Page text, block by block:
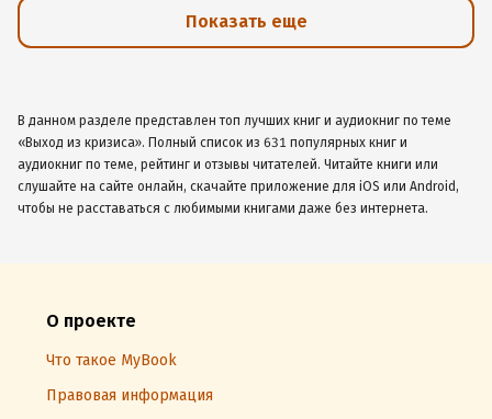
Показать еще
В данном разделе представлен топ лучших книг и аудиокниг по теме
«Выход из кризиса». Полный список из 631 популярных книг и
аудиокниг по теме, рейтинг и отзывы читателей. Читайте книги или
слушайте на сайте онлайн, скачайте приложение для iOS или Android,
чтобы не расставаться с любимыми книгами даже без интернета.
О проекте
Что такое MyBook
Правовая информация